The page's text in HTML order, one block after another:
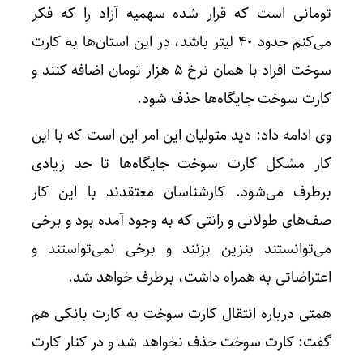
تومانی است که قرار شده سهمیه آزاد را که فکر
می‌کنم حدود ۴۰ لیتر باشد، در این استان‌ها به کارت
سوخت افراد با همان نرخ ۵ هزار تومان اضافه کنند و
کارت سوخت جایگاه‌ها حذف شود.
وی ادامه داد: دید متولیان این امر این است که با این
کار مشکل کارت سوخت جایگاه‌ها تا حد زیادی
برطرف می‌شود. کارشناسان معتقدند با این کار
صف‌های طولانی و رانتی که به وجود آمده بود و برخی
می‌توانستند بنزین بزنند و برخی نمی‌تواستند و
اعتراضاتی به همراه داشت، برطرف خواهد شد.
همتی درباره انتقال کارت سوخت به کارت بانکی هم
گفت: کارت سوخت حذف نخواهد شد و در کنار کارت